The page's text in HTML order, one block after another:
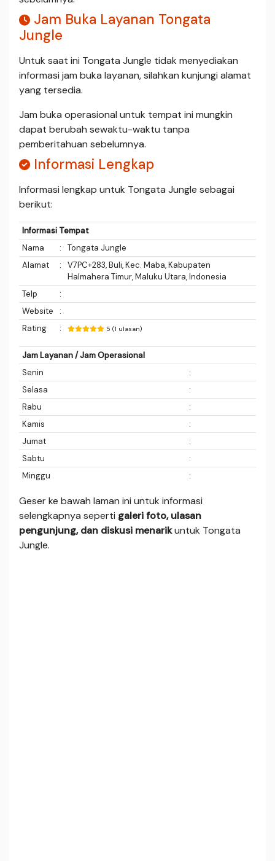
Jam Buka Layanan Tongata
Jungle
Untuk saat ini Tongata Jungle tidak menyediakan
informasi jam buka layanan, silahkan kunjungi alamat
yang tersedia.
Jam buka operasional untuk tempat ini mungkin
dapat berubah sewaktu-waktu tanpa
pemberitahuan sebelumnya.
Informasi Lengkap
Informasi lengkap untuk Tongata Jungle sebagai
berikut:
Informasi Tempat
Nama
:
Tongata Jungle
Alamat
:
V7PC+283, Buli, Kec. Maba, Kabupaten
Halmahera Timur, Maluku Utara, Indonesia
Telp
:
Website
:
Rating
: 5 (1 ulasan)
Jam Layanan / Jam Operasional
Senin
:
Selasa
:
Rabu
:
Kamis
:
Jumat
:
Sabtu
:
Minggu
:
Geser ke bawah laman ini untuk informasi
selengkapnya seperti galeri foto, ulasan
pengunjung, dan diskusi menarikuntuk Tongata
Jungle.